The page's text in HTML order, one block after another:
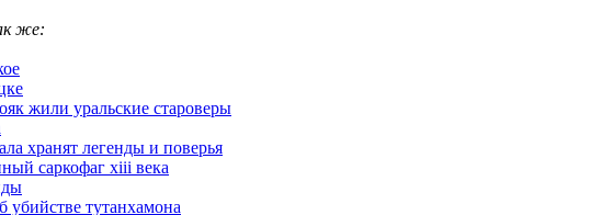
же:
жили уральские староверы
хранят легенды и поверья
саркофаг xiii века
убийстве тутанхамона